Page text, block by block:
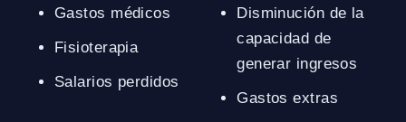
Gastos médicos
Fisioterapia
Salarios perdidos
Disminución de la
capacidad de
generar ingresos
Gastos extras